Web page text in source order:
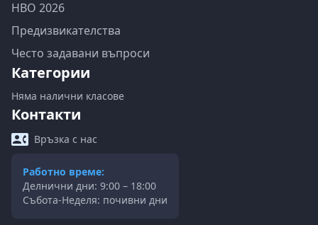
НВО 2026
Предизвикателства
Често задавани въпроси
Категории
Няма налични класове
Контакти
Връзка с нас
Работно време:
Делнични дни: 9:00 – 18:00
Събота-Неделя: почивни дни